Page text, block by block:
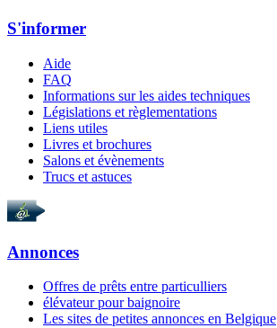
S'informer
Aide
FAQ
Informations sur les aides techniques
Législations et règlementations
Liens utiles
Livres et brochures
Salons et évènements
Trucs et astuces
Annonces
Offres de prêts entre particulliers
élévateur pour baignoire
Les sites de petites annonces en Belgique